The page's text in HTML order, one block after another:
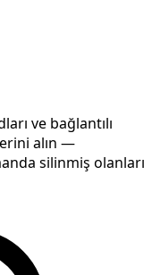
ve bağlantılı
alın —
silinmiş olanları